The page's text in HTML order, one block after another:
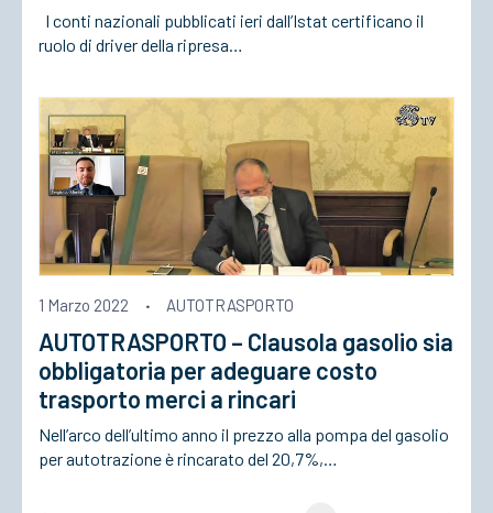
I conti nazionali pubblicati ieri dall’Istat certificano il
ruolo di driver della ripresa…
1 Marzo 2022 · AUTOTRASPORTO
AUTOTRASPORTO – Clausola gasolio sia
obbligatoria per adeguare costo
trasporto merci a rincari
Nell’arco dell’ultimo anno il prezzo alla pompa del gasolio
per autotrazione è rincarato del 20,7%,…